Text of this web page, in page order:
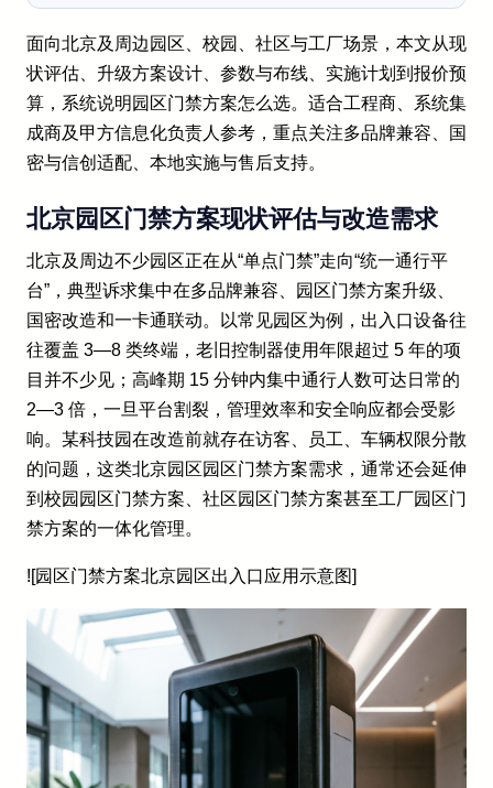
面向北京及周边园区、校园、社区与工厂场景，本文从现
状评估、升级方案设计、参数与布线、实施计划到报价预
算，系统说明园区门禁方案怎么选。适合工程商、系统集
成商及甲方信息化负责人参考，重点关注多品牌兼容、国
密与信创适配、本地实施与售后支持。
北京园区门禁方案现状评估与改造需求
北京及周边不少园区正在从“单点门禁”走向“统一通行平
台”，典型诉求集中在多品牌兼容、园区门禁方案升级、
国密改造和一卡通联动。以常见园区为例，出入口设备往
往覆盖 3—8 类终端，老旧控制器使用年限超过 5 年的项
目并不少见；高峰期 15 分钟内集中通行人数可达日常的
2—3 倍，一旦平台割裂，管理效率和安全响应都会受影
响。某科技园在改造前就存在访客、员工、车辆权限分散
的问题，这类北京园区园区门禁方案需求，通常还会延伸
到校园园区门禁方案、社区园区门禁方案甚至工厂园区门
禁方案的一体化管理。
![园区门禁方案北京园区出入口应用示意图]